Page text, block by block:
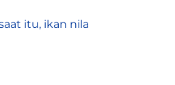
itu, ikan nila